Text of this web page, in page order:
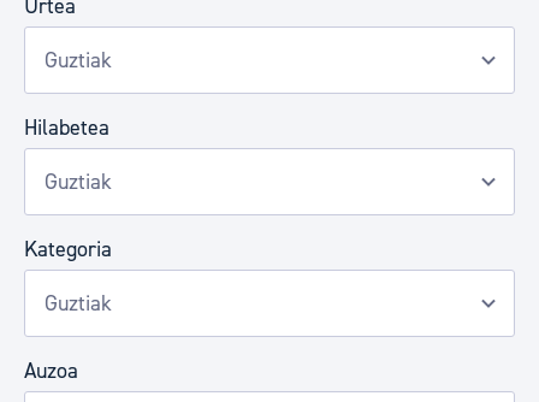
Urtea
Hilabetea
Kategoria
Auzoa